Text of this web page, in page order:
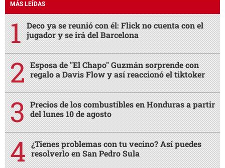
MÁS LEÍDAS
Deco ya se reunió con él: Flick no cuenta con el
jugador y se irá del Barcelona
Esposa de "El Chapo" Guzmán sorprende con
regalo a Davis Flow y así reaccionó el tiktoker
Precios de los combustibles en Honduras a partir
del lunes 10 de agosto
¿Tienes problemas con tu vecino? Así puedes
resolverlo en San Pedro Sula